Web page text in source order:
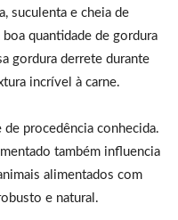
suculenta e cheia de
quantidade de gordura
gordura derrete durante
incrível à carne.
procedência conhecida.
também influencia
alimentados com
e natural.